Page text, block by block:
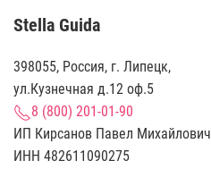
Stella Guida
398055, Россия, г. Липецк,
ул.Кузнечная д.12 оф.5
8 (800) 201-01-90
ИП Кирсанов Павел Михайлович
ИНН 482611090275